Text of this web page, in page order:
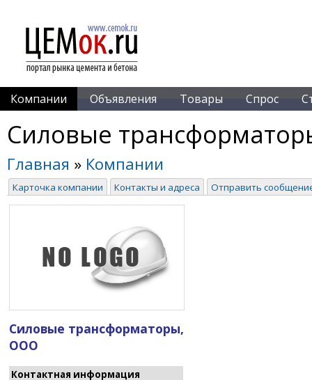
Компании Объявления Товары Спрос
Силовые
Главная » Компании
Карточка компании Контакты и адреса Отправить
Силовые трансформаторы,
ООО
Контактная информация